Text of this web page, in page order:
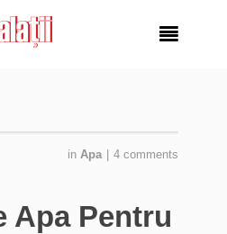

in Apa 4 comments
Apa Pentru